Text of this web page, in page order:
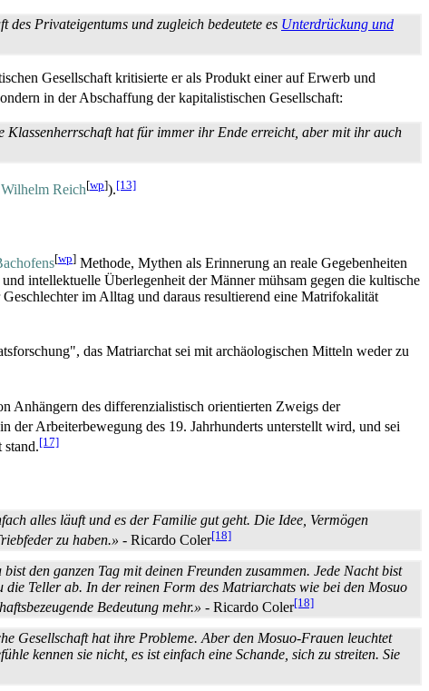
des Privat­eigentums und zugleich bedeutete es Unterdrückung und
Gesellschaft kritisierte er als Produkt einer auf Erwerb und
in der Abschaffung der kapitalistischen Gesellschaft:
hat für immer ihr Ende erreicht, aber mit ihr auch
Wilhelm Reich[wp]).[13]
[wp] Methode, Mythen als Erinnerung an reale Gegebenheiten
intellektuelle Überlegenheit der Männer mühsam gegen die kultische
im Alltag und daraus resultierend eine Matrifokalität
das Matriarchat sei mit archäologischen Mitteln weder zu
Anhängern des differenzialistisch orientierten Zweigs der
in der Arbeiterbewegung des 19. Jahrhunderts unterstellt wird, und sei
stand.[17]
alles läuft und es der Familie gut geht. Die Idee, Vermögen
zu haben.» - Ricardo Coler[18]
den ganzen Tag mit deinen Freunden zusammen. Jede Nacht bist
Teller ab. In der reinen Form des Matriarchats wie bei den Mosuo
Bedeutung mehr.» - Ricardo Coler[18]
Gesellschaft hat ihre Probleme. Aber den Mosuo-Frauen leuchtet
kennen sie nicht, es ist einfach eine Schande, sich zu streiten. Sie